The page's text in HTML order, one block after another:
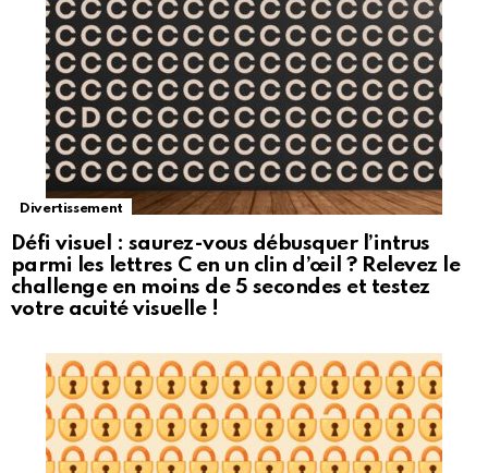
Divertissement
Défi visuel : saurez-vous débusquer l’intrus
parmi les lettres C en un clin d’œil ? Relevez le
challenge en moins de 5 secondes et testez
votre acuité visuelle !